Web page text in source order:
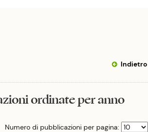
Indietro
ordinate per anno
Numero di pubblicazioni per pagina: